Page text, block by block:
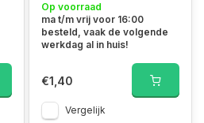
Op voorraad
ma t/m vrij voor 16:00
besteld, vaak de volgende
werkdag al in huis!
€1,40
Vergelijk